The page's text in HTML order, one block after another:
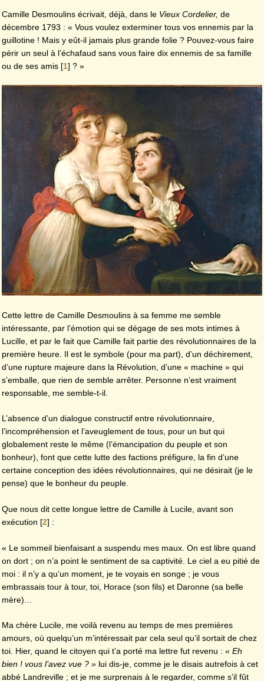
Camille Desmoulins écrivait, déjà, dans le Vieux Cordelier, de
décembre 1793 : « Vous voulez exterminer tous vos ennemis par la
guillotine ! Mais y eût-il jamais plus grande folie ? Pouvez-vous faire
périr un seul à l’échafaud sans vous faire dix ennemis de sa famille
ou de ses amis [1] ? »
Cette lettre de Camille Desmoulins à sa femme me semble
intéressante, par l’émotion qui se dégage de ses mots intimes à
Lucille, et par le fait que Camille fait partie des révolutionnaires de la
première heure. Il est le symbole (pour ma part), d’un déchirement,
d’une rupture majeure dans la Révolution, d’une « machine » qui
s’emballe, que rien de semble arrêter. Personne n’est vraiment
responsable, me semble-t-il.
L’absence d’un dialogue constructif entre révolutionnaire,
l’incompréhension et l’aveuglement de tous, pour un but qui
globalement reste le même (l’émancipation du peuple et son
bonheur), font que cette lutte des factions préfigure, la fin d’une
certaine conception des idées révolutionnaires, qui ne désirait (je le
pense) que le bonheur du peuple.
Que nous dit cette longue lettre de Camille à Lucile, avant son
exécution [2] :
« Le sommeil bienfaisant a suspendu mes maux. On est libre quand
on dort ; on n’a point le sentiment de sa captivité. Le ciel a eu pitié de
moi : il n’y a qu’un moment, je te voyais en songe ; je vous
embrassais tour à tour, toi, Horace (son fils) et Daronne (sa belle
mère)…
Ma chère Lucile, me voilà revenu au temps de mes premières
amours, où quelqu’un m’intéressait par cela seul qu’il sortait de chez
toi. Hier, quand le citoyen qui t’a porté ma lettre fut revenu : « Eh
bien ! vous l’avez vue ? » lui dis-je, comme je le disais autrefois à cet
abbé Landreville ; et je me surprenais à le regarder, comme s’il fût